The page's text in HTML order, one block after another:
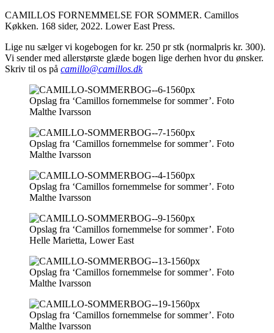
CAMILLOS FORNEMMELSE FOR SOMMER. Camillos
Køkken. 168 sider, 2022. Lower East Press.
Lige nu sælger vi kogebogen for kr. 250 pr stk (normalpris kr. 300).
Vi sender med allerstørste glæde bogen lige derhen hvor du ønsker.
Skriv til os på camillo@camillos.dk
Opslag fra ‘Camillos fornemmelse for sommer’. Foto
Malthe Ivarsson
Opslag fra ‘Camillos fornemmelse for sommer’. Foto
Malthe Ivarsson
Opslag fra ‘Camillos fornemmelse for sommer’. Foto
Malthe Ivarsson
Opslag fra ‘Camillos fornemmelse for sommer’. Foto
Helle Marietta, Lower East
Opslag fra ‘Camillos fornemmelse for sommer’. Foto
Malthe Ivarsson
Opslag fra ‘Camillos fornemmelse for sommer’. Foto
Malthe Ivarsson